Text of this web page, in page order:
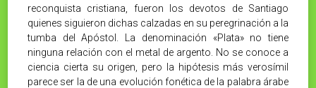
reconquista cristiana, fueron los devotos de Santiago
quienes siguieron dichas calzadas en su peregrinación a la
tumba del Apóstol. La denominación «Plata» no tiene
ninguna relación con el metal de argento. No se conoce a
ciencia cierta su origen, pero la hipótesis más verosímil
parece ser la de una evolución fonética de la palabra árabe